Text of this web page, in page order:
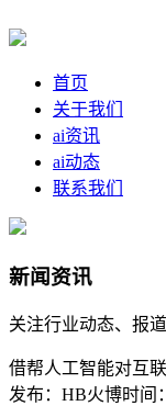
首页
关于我们
ai资讯
ai动态
联系我们
新闻资讯
关注行业动态、报
借帮人工智能对互
发布：HB火博时间